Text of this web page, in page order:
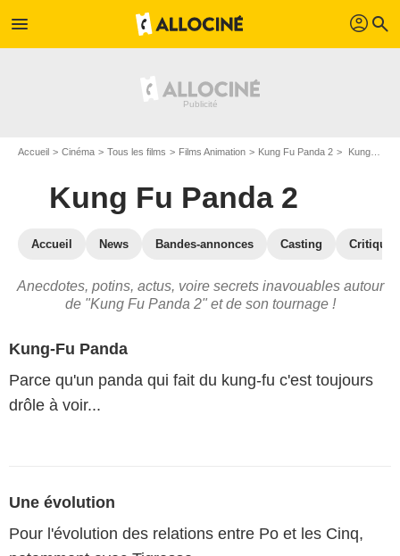
menu profil search
Accueil Cinéma Tous les films Films Animation Kung Fu Panda 2 Kung Fu Panda 2 : les secrets du tournage
Kung Fu Panda 2
Accueil News Bandes-annonces Casting
Anecdotes, potins, actus, voire secrets inavouables autour
de "Kung Fu Panda 2" et de son tournage !
Kung-Fu Panda
Parce qu'un panda qui fait du kung-fu c'est toujours
drôle à voir...
Une évolution
Pour l'évolution des relations entre Po et les Cinq,